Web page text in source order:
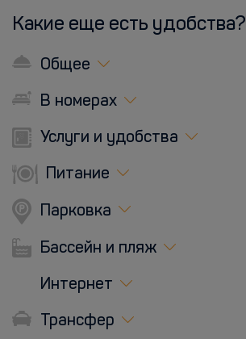
Какие еще есть удобства?
Общее
В номерах
Услуги и удобства
Питание
Парковка
Бассейн и пляж
Интернет
Трансфер